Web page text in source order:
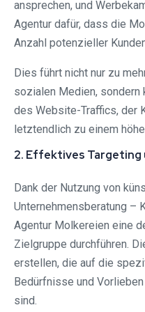
ansprechen, und
Agentur dafür, dass die
Anzahl potenzieller
Dies führt nicht nur zu
sozialen Medien, sondern
des Website-Traffics, der
letztendlich zu einem
2. Effektives Targeting
Dank der Nutzung von
Unternehmensberatung –
Agentur Molkereien eine
Zielgruppe durchführen.
erstellen, die auf die
Bedürfnisse und
sind.